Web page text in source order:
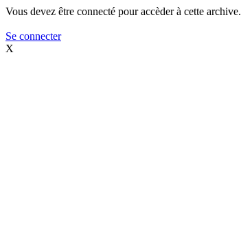
Vous devez être connecté pour accèder à cette archive.
Se connecter
X